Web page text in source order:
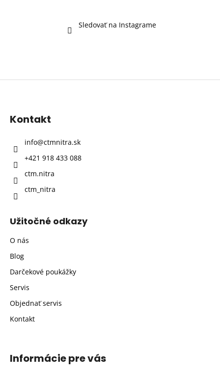
Sledovať na Instagrame
Kontakt
info@ctmnitra.sk
+421 918 433 088
ctm.nitra
ctm_nitra
Užitočné odkazy
O nás
Blog
Darčekové poukážky
Servis
Objednať servis
Kontakt
Informácie pre vás